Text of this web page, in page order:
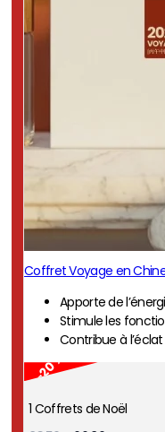
Coffret Voyage en
Apporte de
Stimule les
Contribue à
-20 %
1 Coffrets de Noël